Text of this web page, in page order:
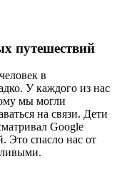
путешествий
в
У каждого из нас
мы могли
на связи. Дети
Google
Это спасло нас от